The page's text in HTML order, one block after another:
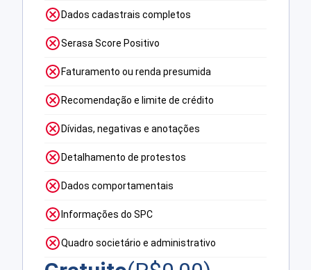
Dados cadastrais completos
Serasa Score Positivo
Faturamento ou renda presumida
Recomendação e limite de crédito
Dívidas, negativas e anotações
Detalhamento de protestos
Dados comportamentais
Informações do SPC
Quadro societário e administrativo